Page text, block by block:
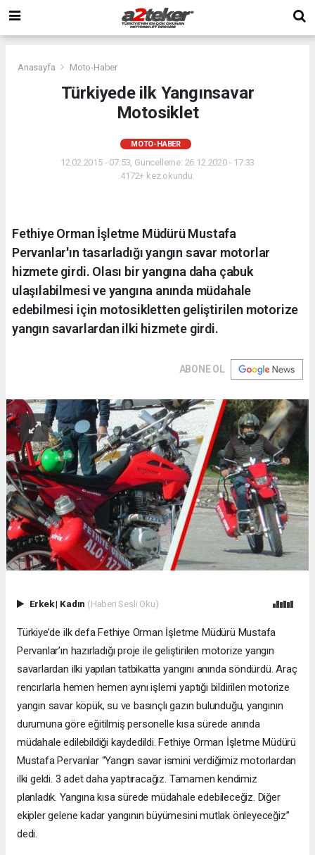
Anasayfa Moto-Haber
Türkiyede ilk Yangınsavar
Motosiklet
MOTO-HABER
12.02.2015 - 07:53, Güncelleme: 26.12.2020 - 17:33
4172+ kez okundu.
Fethiye Orman İşletme Müdürü Mustafa
Pervanlar'ın tasarladığı yangın savar motorlar
hizmete girdi. Olası bir yangına daha çabuk
ulaşılabilmesi ve yangına anında müdahale
edebilmesi için motosikletten geliştirilen motorize
yangın savarlardan ilki hizmete girdi.
ABONE OL
Erkek| Kadın (Haberi Sesli Oku)
Türkiye’de ilk defa Fethiye Orman İşletme Müdürü Mustafa
Pervanlar’ın hazırladığı proje ile geliştirilen motorize yangın
savarlardan ilki yapılan tatbikatta yangını anında söndürdü. Araç
rencırlarla hemen hemen aynı işlemi yaptığı bildirilen motorize
yangın savar köpük, su ve basınçlı gazın bulunduğu, yangının
durumuna göre eğitilmiş personelle kısa sürede anında
müdahale edilebildiği kaydedildi. Fethiye Orman İşletme Müdürü
Mustafa Pervanlar “Yangın savar ismini verdiğimiz motorlardan
ilki geldi. 3 adet daha yaptıracağız. Tamamen kendimiz
planladık. Yangına kısa sürede müdahale edebileceğiz. Diğer
ekipler gelene kadar yangının büyümesini mutlak önleyeceğiz”
dedi.